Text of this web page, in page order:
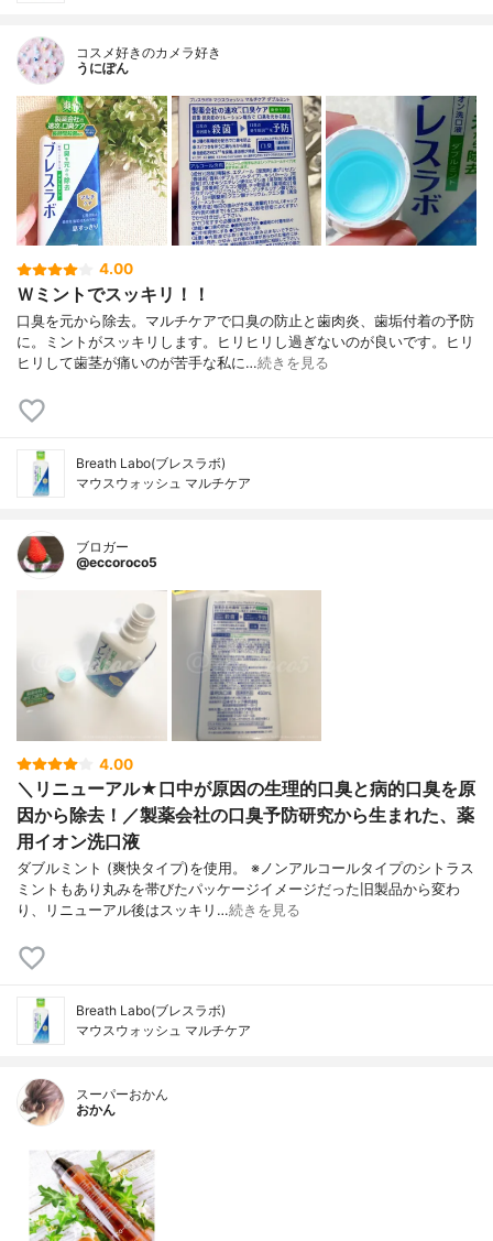
コスメ好きのカメラ好き
うにぽん
4.00
Ｗミントでスッキリ！！
口臭を元から除去。マルチケアで口臭の防止と歯肉炎、歯垢付着の予防
に。ミントがスッキリします。ヒリヒリし過ぎないのが良いです。ヒリ
ヒリして歯茎が痛いのが苦手な私に…続きを見る
Breath Labo(ブレスラボ)
マウスウォッシュ マルチケア
ブロガー
@eccoroco5
4.00
＼リニューアル★口中が原因の生理的口臭と病的口臭を原
因から除去！／製薬会社の口臭予防研究から生まれた、薬
用イオン洗口液
ダブルミント (爽快タイプ)を使用。 ※ノンアルコールタイプのシトラス
ミントもあり丸みを帯びたパッケージイメージだった旧製品から変わ
り、リニューアル後はスッキリ…続きを見る
Breath Labo(ブレスラボ)
マウスウォッシュ マルチケア
スーパーおかん
おかん